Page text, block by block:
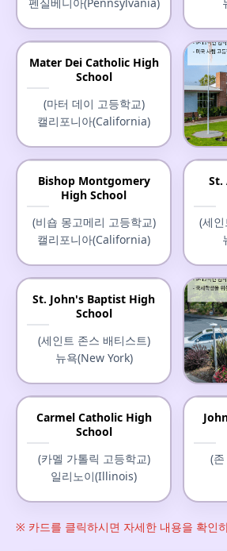
Mater Dei Catholic High
School
(마터 데이 고등학교)
캘리포니아(California)
(
캘
Bishop Montgomery
High School
(비숍 몽고메리 고등학교)
캘리포니아(California)
St.
(세
St. John's Baptist High
School
(세인트 존스 배티스트)
뉴욕(New York)
(저
캘
Carmel Catholic High
School
(카멜 가톨릭 고등학교)
일리노이(Illinois)
(
※ 카드를 클릭하시면 자세한 내용을 확인